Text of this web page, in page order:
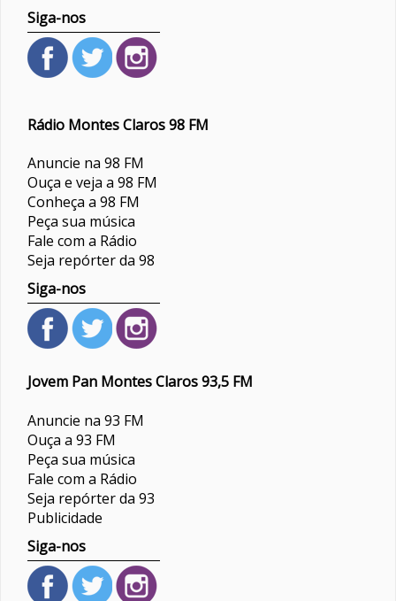
Siga-nos
Rádio Montes Claros 98 FM
Anuncie na 98 FM
Ouça e veja a 98 FM
Conheça a 98 FM
Peça sua música
Fale com a Rádio
Seja repórter da 98
Siga-nos
Jovem Pan Montes Claros 93,5 FM
Anuncie na 93 FM
Ouça a 93 FM
Peça sua música
Fale com a Rádio
Seja repórter da 93
Publicidade
Siga-nos